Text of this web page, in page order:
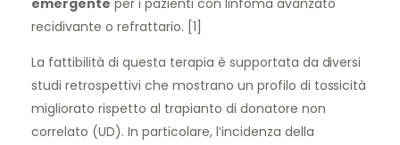
emergente per i pazienti con linfoma avanzato
recidivante o refrattario. [1]
La fattibilità di questa terapia è supportata da diversi
studi retrospettivi che mostrano un profilo di tossicità
migliorato rispetto al trapianto di donatore non
correlato (UD). In particolare, l’incidenza della